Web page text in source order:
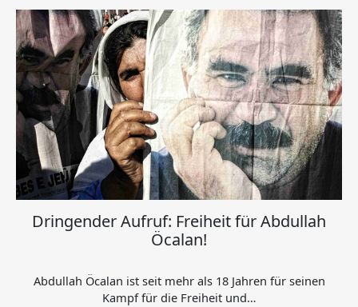
Dringender Aufruf: Freiheit für Abdullah
Öcalan!
Abdullah Öcalan ist seit mehr als 18 Jahren für seinen
Kampf für die Freiheit und…